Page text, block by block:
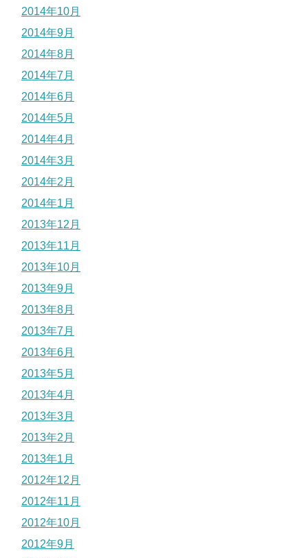
2014年10月
2014年9月
2014年8月
2014年7月
2014年6月
2014年5月
2014年4月
2014年3月
2014年2月
2014年1月
2013年12月
2013年11月
2013年10月
2013年9月
2013年8月
2013年7月
2013年6月
2013年5月
2013年4月
2013年3月
2013年2月
2013年1月
2012年12月
2012年11月
2012年10月
2012年9月